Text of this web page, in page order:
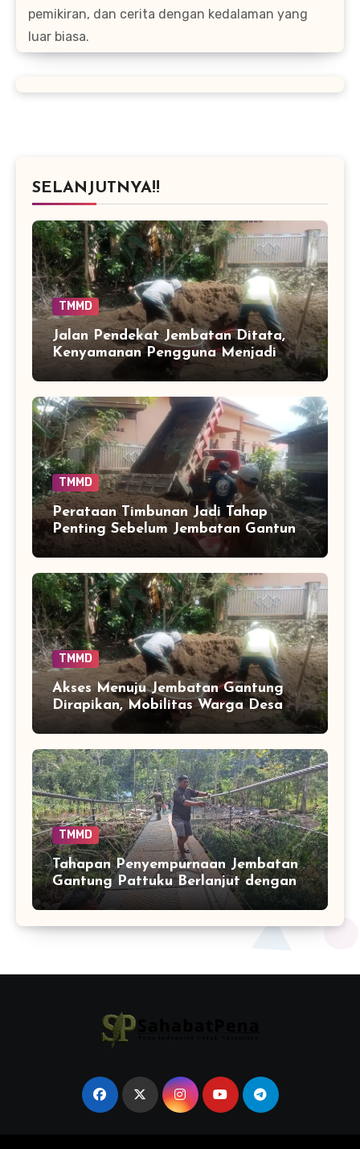
pemikiran, dan cerita dengan kedalaman yang
luar biasa.
SELANJUTNYA!!
TMMD
Jalan Pendekat Jembatan Ditata,
Kenyamanan Pengguna Menjadi
Perhatian
TMMD
Perataan Timbunan Jadi Tahap
Penting Sebelum Jembatan Gantung
Dimanfaatkan Warga
TMMD
Akses Menuju Jembatan Gantung
Dirapikan, Mobilitas Warga Desa
Tadang Palie Makin Siap
TMMD
Tahapan Penyempurnaan Jembatan
Gantung Pattuku Berlanjut dengan
Pemasangan Jaring Pengaman